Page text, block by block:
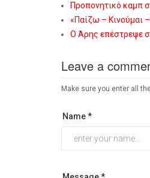
Προπονητικό καμπ
«Παίζω – Κινούμαι
Ο Άρης επέστρεψε
Leave a
Make sure you enter all
Name *